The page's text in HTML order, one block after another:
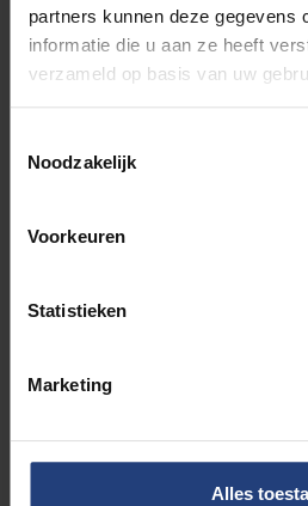
partners kunnen deze gegevens
informatie die u aan ze heeft
verzameld op basis van uw
Noodzakelijk
Voorkeuren
Statistieken
Marketing
Alles
drankjes gegarandeerd! Tot
Faculteit